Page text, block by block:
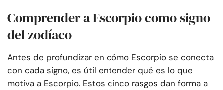
Comprender a Escorpio como signo
del zodíaco
Antes de profundizar en cómo Escorpio se conecta
con cada signo, es útil entender qué es lo que
motiva a Escorpio. Estos cinco rasgos dan forma a